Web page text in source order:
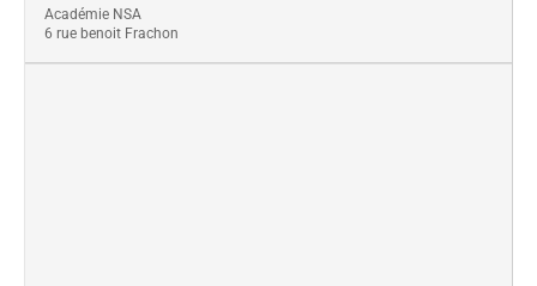
Académie NSA
6 rue benoit Frachon